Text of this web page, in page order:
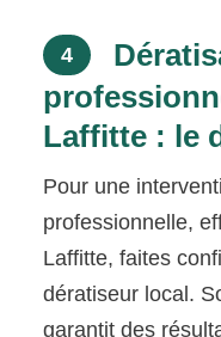
4
Laffitte : le
Pour une
professionnelle,
Laffitte, faites
dératiseur local.
garantit des